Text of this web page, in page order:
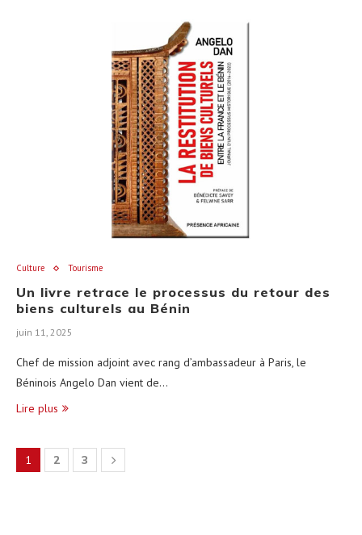
Culture Tourisme
Un livre retrace le processus du retour des
biens culturels au Bénin
juin 11, 2025
Chef de mission adjoint avec rang d’ambassadeur à Paris, le
Béninois Angelo Dan vient de…
Lire plus
1 2 3